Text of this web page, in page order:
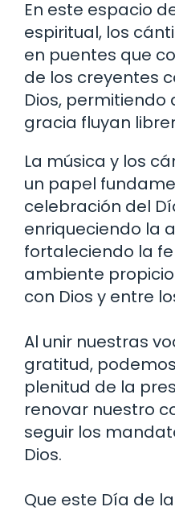
En este espacio
espiritual, los
en puentes que
de los creyentes
Dios, permitiendo
gracia fluyan
La música y los
un papel
celebración del
enriqueciendo la
fortaleciendo la
ambiente
con Dios y entre
Al unir nuestras
gratitud,
plenitud de la
renovar nuestro
seguir los
Dios.
Que este Día de